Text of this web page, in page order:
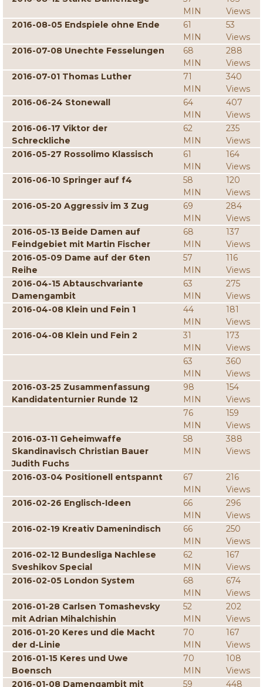
MIN
Views
2016-08-05 Endspiele ohne Ende
61
MIN
53
Views
2016-07-08 Unechte Fesselungen
68
MIN
288
Views
2016-07-01 Thomas Luther
71
MIN
340
Views
2016-06-24 Stonewall
64
MIN
407
Views
2016-06-17 Viktor der
Schreckliche
62
MIN
235
Views
2016-05-27 Rossolimo Klassisch
61
MIN
164
Views
2016-06-10 Springer auf f4
58
MIN
120
Views
2016-05-20 Aggressiv im 3 Zug
69
MIN
284
Views
2016-05-13 Beide Damen auf
Feindgebiet mit Martin Fischer
68
MIN
137
Views
2016-05-09 Dame auf der 6ten
Reihe
57
MIN
116
Views
2016-04-15 Abtauschvariante
Damengambit
63
MIN
275
Views
2016-04-08 Klein und Fein 1
44
MIN
181
Views
2016-04-08 Klein und Fein 2
31
MIN
173
Views
63
MIN
360
Views
2016-03-25 Zusammenfassung
Kandidatenturnier Runde 12
98
MIN
154
Views
76
MIN
159
Views
2016-03-11 Geheimwaffe
Skandinavisch Christian Bauer
Judith Fuchs
58
MIN
388
Views
2016-03-04 Positionell entspannt
67
MIN
216
Views
2016-02-26 Englisch-Ideen
66
MIN
296
Views
2016-02-19 Kreativ Damenindisch
66
MIN
250
Views
2016-02-12 Bundesliga Nachlese
Sveshikov Special
62
MIN
167
Views
2016-02-05 London System
68
MIN
674
Views
2016-01-28 Carlsen Tomashevsky
mit Adrian Mihalchishin
52
MIN
202
Views
2016-01-20 Keres und die Macht
der d-Linie
70
MIN
167
Views
2016-01-15 Keres und Uwe
Boensch
70
MIN
108
Views
2016-01-08 Damengambit mit
59 448